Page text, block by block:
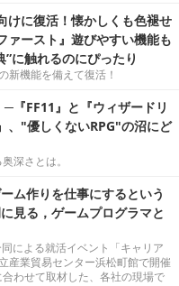
けに復活！懐かしくも色褪せ
ァースト』遊びやすい機能も
に触れるのにぴったり
新機能を備えて復活！
─『FF11』と『ウィザードリ
、"優しくないRPG"の沼にど
深さとは。
ム作りを仕事にするという
見る，ゲームプログラマと
による就活イベント「キャリア
産業貿易センター浜松町館で開催
わせて取材した、各社の現場で